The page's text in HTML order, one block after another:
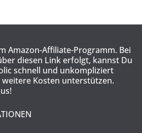
Amazon-Affiliate-Programm. Bei
diesen Link erfolgt, kannst Du
schnell und unkompliziert
Kosten unterstützen.